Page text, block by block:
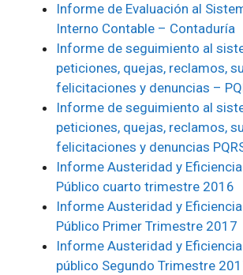
Informe de Evaluación al
Interno Contable – Contaduría
Informe de seguimiento al
peticiones, quejas, reclamos,
felicitaciones y denuncias –
Informe de seguimiento al
peticiones, quejas, reclamos,
felicitaciones y denuncias
Informe Austeridad y
Público cuarto trimestre 2016
Informe Austeridad y
Público Primer Trimestre 2017
Informe Austeridad y
público Segundo Trimestre